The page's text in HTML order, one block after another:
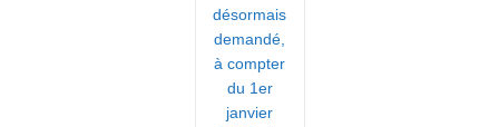
désormais
demandé,
à compter
du 1er
janvier